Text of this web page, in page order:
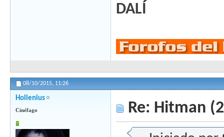
DALÍ
08/10/2015, 11:26
Hollenius
Cinéfago Re: Hitman